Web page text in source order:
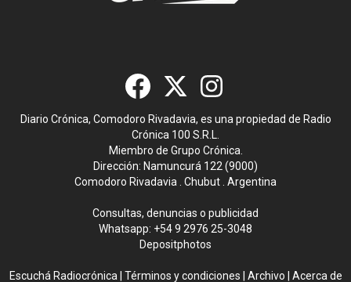
Diario Crónica, Comodoro Rivadavia, es una propiedad de Radio
Crónica 100 S.R.L.
Miembro de Grupo Crónica.
Dirección: Namuncurá 122 (9000)
Comodoro Rivadavia . Chubut . Argentina
Consultas, denuncias o publicidad
Whatsapp: +54 9 2976 25-3048
Depositphotos
Escuchá Radiocrónica Términos y condiciones Archivo Acerca de